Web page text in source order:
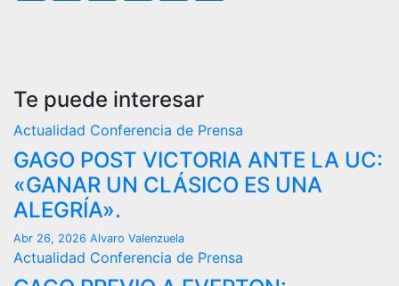
Te puede interesar
Actualidad Conferencia de Prensa
GAGO POST VICTORIA ANTE LA UC:
«GANAR UN CLÁSICO ES UNA
ALEGRÍA».
Abr 26, 2026 Alvaro Valenzuela
Actualidad Conferencia de Prensa